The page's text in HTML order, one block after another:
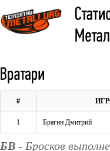
#
1 Брагин Дмитрий
БВ - Бросков